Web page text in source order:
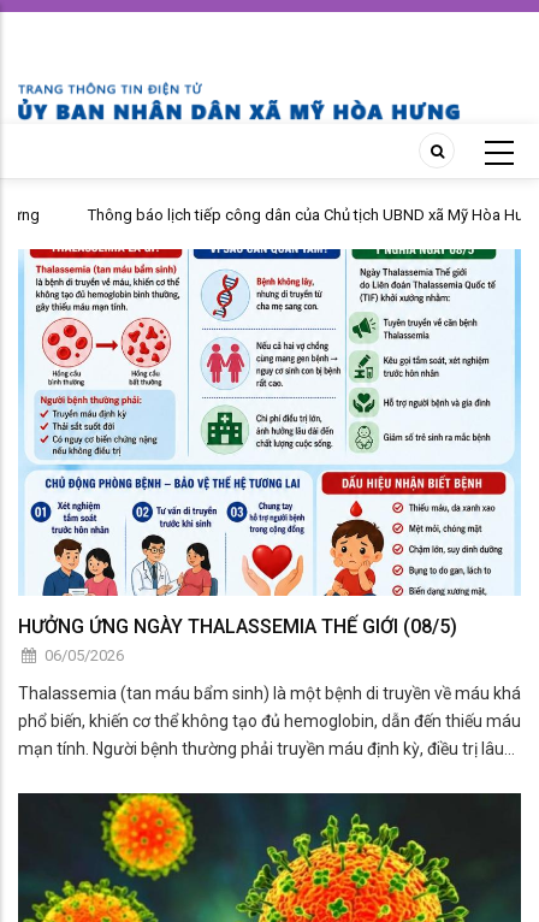
Skip
content
Thông báo lịch tiếp công dân của Chủ tịch UBND xã Mỹ Hòa Hưng
tháng 04 năm 2026
HƯỞNG ỨNG NGÀY THALASSEMIA THẾ GIỚI (08/5)
06/05/2026
Thalassemia (tan máu bẩm sinh) là một bệnh di truyền về máu khá
phổ biến, khiến cơ thể không tạo đủ hemoglobin, dẫn đến thiếu máu
mạn tính. Người bệnh thường phải truyền máu định kỳ, điều trị lâu